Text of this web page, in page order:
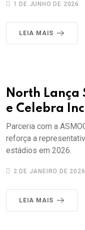
1 DE JUNHO DE 2026
LEIA MAIS
North Lança
e Celebra
Parceria com a
reforça a
estádios em 2026.
2 DE JANEIRO DE 2026
LEIA MAIS